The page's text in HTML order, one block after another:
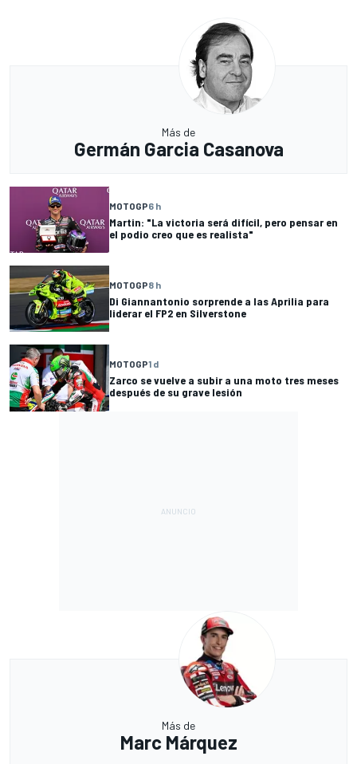
Más de
Germán Garcia Casanova
MOTOGP6 h
Martin: "La victoria será difícil, pero pensar en
el podio creo que es realista"
MOTOGP8 h
Di Giannantonio sorprende a las Aprilia para
liderar el FP2 en Silverstone
MOTOGP1 d
Zarco se vuelve a subir a una moto tres meses
después de su grave lesión
Más de
Marc Márquez